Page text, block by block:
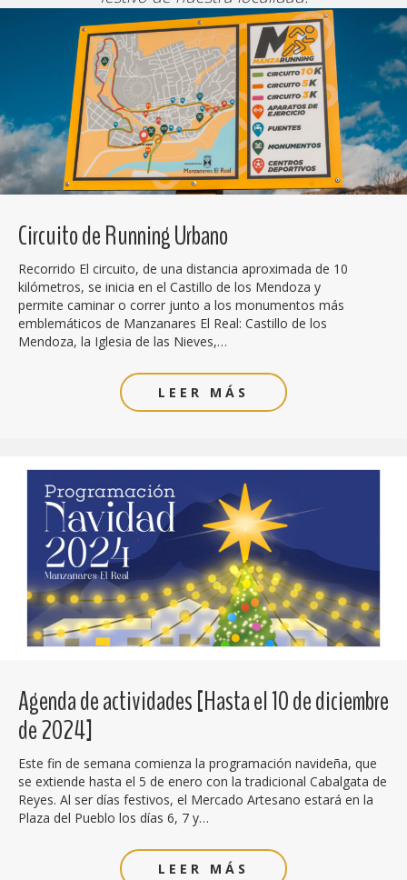
Circuito de Running Urbano
Recorrido El circuito, de una distancia aproximada de 10
kilómetros, se inicia en el Castillo de los Mendoza y
permite caminar o correr junto a los monumentos más
emblemáticos de Manzanares El Real: Castillo de los
Mendoza, la Iglesia de las Nieves,…
LEER MÁS
Agenda de actividades [Hasta el 10 de diciembre
de 2024]
Este fin de semana comienza la programación navideña, que
se extiende hasta el 5 de enero con la tradicional Cabalgata de
Reyes. Al ser días festivos, el Mercado Artesano estará en la
Plaza del Pueblo los días 6, 7 y…
LEER MÁS